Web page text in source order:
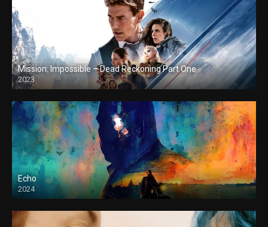
Mission: Impossible – Dead Reckoning Part One
2023
Echo
2024